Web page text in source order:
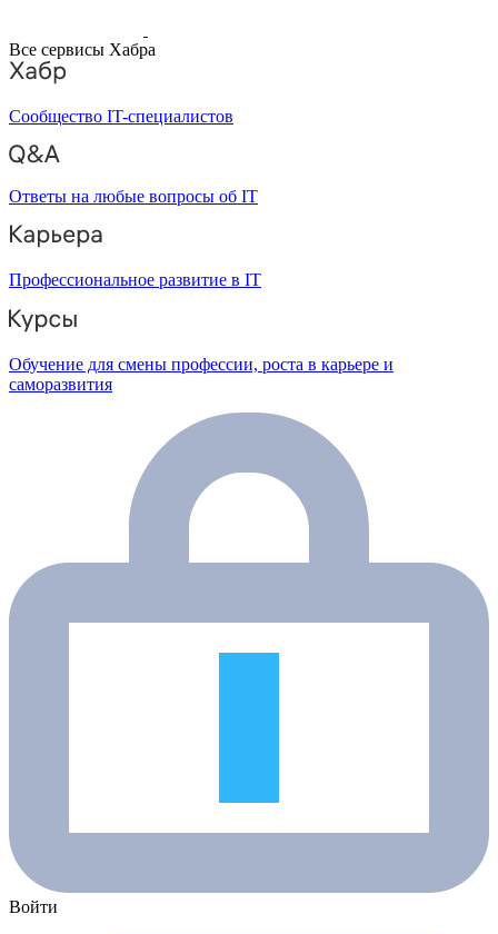
Все сервисы Хабра
Сообщество IT-специалистов
Ответы на любые вопросы об IT
Профессиональное развитие в IT
Обучение для смены профессии, роста в карьере и
саморазвития
Войти